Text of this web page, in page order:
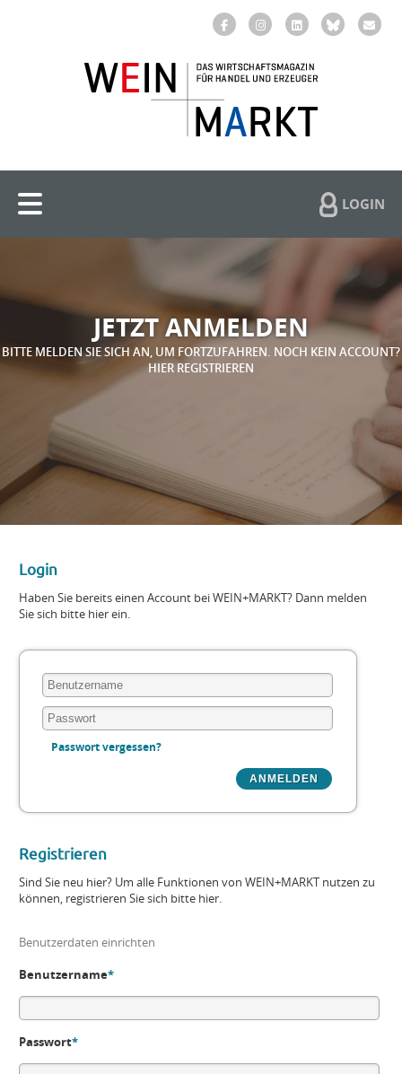
LOGIN
JETZT ANMELDEN
BITTE MELDEN SIE SICH AN, UM FORTZUFAHREN. NOCH KEIN ACCOUNT?
HIER REGISTRIEREN
Login
Haben Sie bereits einen Account bei WEIN+MARKT? Dann melden
Sie sich bitte hier ein.
Passwort vergessen?
Registrieren
Sind Sie neu hier? Um alle Funktionen von WEIN+MARKT nutzen zu
können, registrieren Sie sich bitte hier.
Benutzerdaten einrichten
Benutzername*
Passwort*